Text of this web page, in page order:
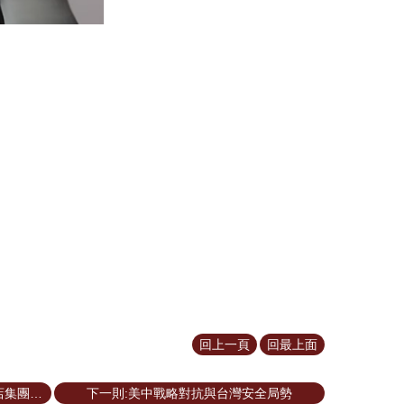
回上一頁 回最上面
下一則:美中戰略對抗與台灣安全局勢